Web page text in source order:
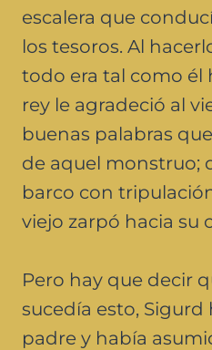
escalera que
los tesoros. Al
todo era tal como él
rey le agradeció al
buenas palabras
de aquel monstruo;
barco con
viejo zarpó hacia su
Pero hay que decir
sucedía esto,
padre y había